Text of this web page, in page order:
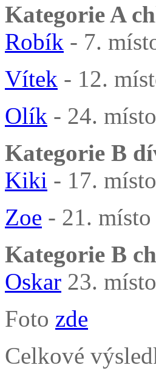
Kategorie A
Robík - 7.
Vítek - 12.
Olík - 24. místo
Kategorie B
Kiki - 17. místo
Zoe - 21. místo
Kategorie B
Oskar 23. místo
Foto zde
Celkové